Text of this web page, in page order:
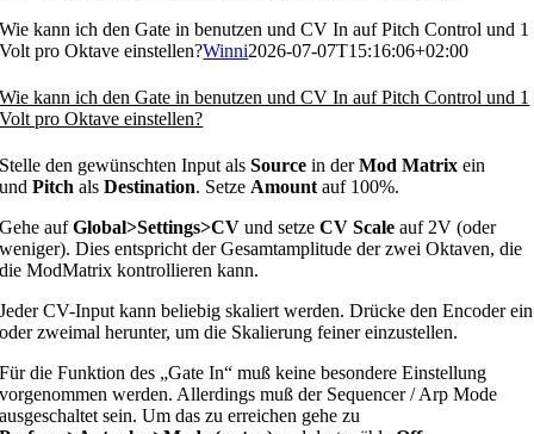
Wie kann ich den Gate in benutzen und CV In auf Pitch Control und 1
Volt pro Oktave einstellen?Winni2026-07-07T15:16:06+02:00
Wie kann ich den Gate in benutzen und CV In auf Pitch Control und 1
Volt pro Oktave einstellen?
Stelle den gewünschten Input alsSource in derMod Matrix ein
undPitch alsDestination. Setze Amount auf 100%.
Gehe aufGlobal>Settings>CV und setzeCV Scaleauf 2V (oder
weniger). Dies entspricht der Gesamtamplitude der zwei Oktaven, die
die ModMatrix kontrollieren kann.
Jeder CV-Input kann beliebig skaliert werden. Drücke den Encoder ein
oder zweimal herunter, um die Skalierung feiner einzustellen.
Für die Funktion des „Gate In“ muß keine besondere Einstellung
vorgenommen werden. Allerdings muß der Sequencer / Arp Mode
ausgeschaltet sein. Um das zu erreichen gehe zu